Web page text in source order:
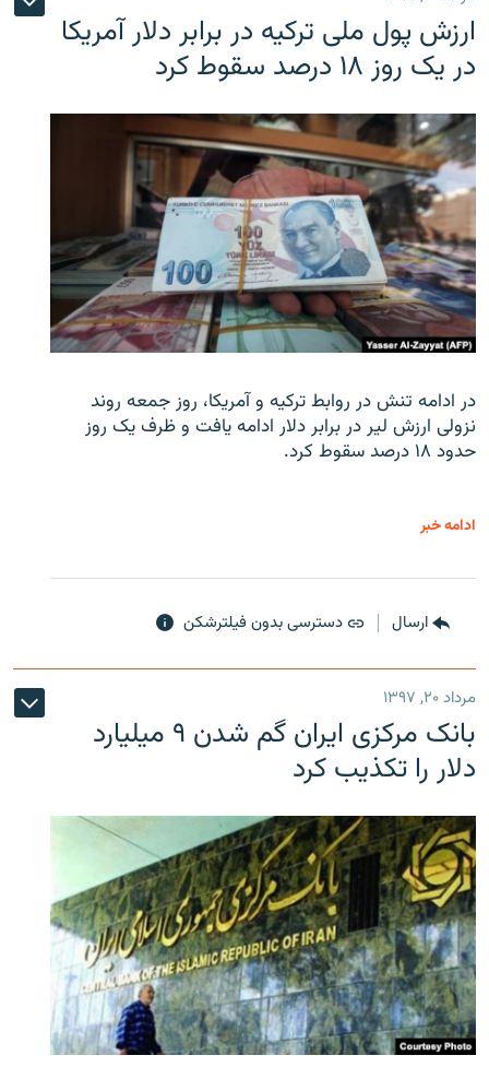
ارزش پول ملی ترکیه در برابر دلار آمریکا
در یک روز ۱۸ درصد سقوط کرد
در ادامه تنش در روابط ترکیه و آمریکا، روز جمعه روند
نزولی ارزش لیر در برابر دلار ادامه یافت و ظرف یک روز
حدود ۱۸ درصد سقوط کرد.
ادامه خبر
ارسال دسترسی بدون فیلترشکن
مرداد ۲۰, ۱۳۹۷
بانک مرکزی ایران گم شدن ۹ میلیارد
دلار را تکذیب کرد